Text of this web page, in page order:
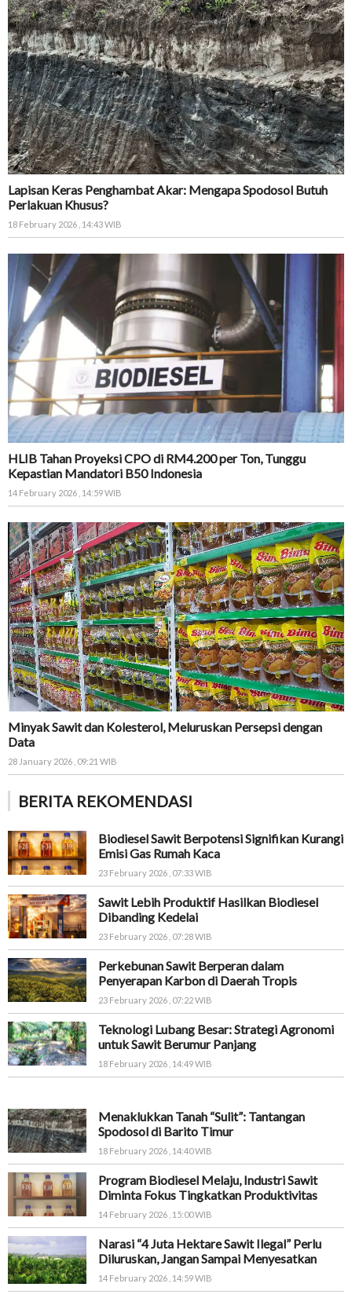
Lapisan Keras Penghambat Akar: Mengapa Spodosol Butuh
Perlakuan Khusus?
18 February 2026 , 14:43 WIB
HLIB Tahan Proyeksi CPO di RM4.200 per Ton, Tunggu
Kepastian Mandatori B50 Indonesia
14 February 2026 , 14:59 WIB
Minyak Sawit dan Kolesterol, Meluruskan Persepsi dengan
Data
28 January 2026 , 09:21 WIB
BERITA REKOMENDASI
Biodiesel Sawit Berpotensi Signifikan Kurangi
Emisi Gas Rumah Kaca
23 February 2026 , 07:33 WIB
Sawit Lebih Produktif Hasilkan Biodiesel
Dibanding Kedelai
23 February 2026 , 07:28 WIB
Perkebunan Sawit Berperan dalam
Penyerapan Karbon di Daerah Tropis
23 February 2026 , 07:22 WIB
Teknologi Lubang Besar: Strategi Agronomi
untuk Sawit Berumur Panjang
18 February 2026 , 14:49 WIB
Menaklukkan Tanah “Sulit”: Tantangan
Spodosol di Barito Timur
18 February 2026 , 14:40 WIB
Program Biodiesel Melaju, Industri Sawit
Diminta Fokus Tingkatkan Produktivitas
14 February 2026 , 15:00 WIB
Narasi “4 Juta Hektare Sawit Ilegal” Perlu
Diluruskan, Jangan Sampai Menyesatkan
14 February 2026 , 14:59 WIB